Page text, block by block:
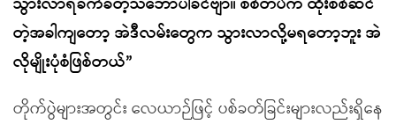
တဲ့အခါကျတော့ အဲဒီလမ်းတွေက သွားလာလို့မရတော့ဘူး အဲ
လိုမျိုးပုံစံဖြစ်တယ်”
တိုက်ပွဲများအတွင်း လေယာဉ်ဖြင့် ပစ်ခတ်ခြင်းများလည်းရှိနေ